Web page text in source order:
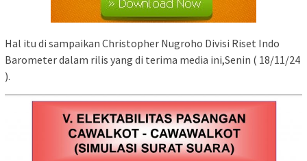
Hal itu di sampaikan Christopher Nugroho Divisi Riset Indo
Barometer dalam rilis yang di terima media ini,Senin ( 18/11/24
).